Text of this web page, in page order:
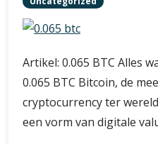
Artikel: 0.065 BTC Alles
0.065 BTC Bitcoin, de
cryptocurrency ter
een vorm van digitale